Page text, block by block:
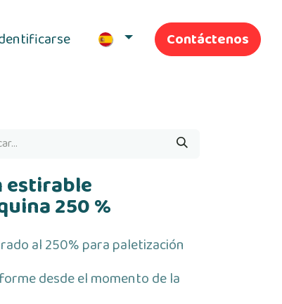
Contáctenos
estirable
250 %
al 250% para paletización
desde el momento de la